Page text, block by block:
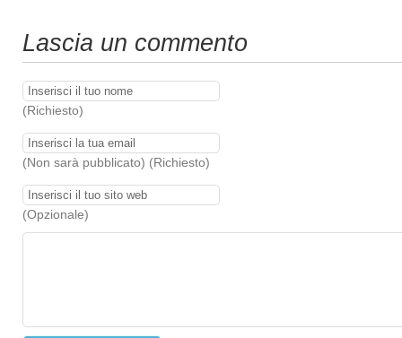
Lascia un commento
(Richiesto)
(Non sarà pubblicato) (Richiesto)
(Opzionale)